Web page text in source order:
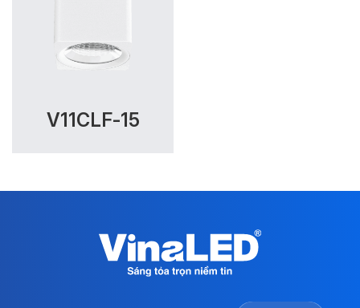
Tuổi thọ:>30000h
Chức năng:On/Off, 3 chế độ màu
V11CLF-15